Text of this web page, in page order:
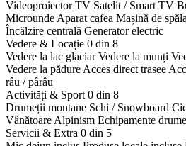
Videoproiector TV Satelit / Smart TV
Microunde Aparat cafea Mașină de
Încălzire centrală Generator electric
Vedere & Locație 0 din 8
Vedere la lac glaciar Vedere la munți
Vedere la pădure Acces direct trasee
râu / pârâu
Activități & Sport 0 din 8
Drumeții montane Schi / Snowboard
Vânătoare Alpinism Echipamente
Servicii & Extra 0 din 5